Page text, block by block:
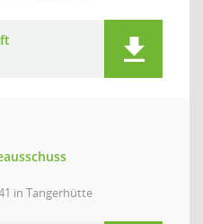
in Tangerhütte